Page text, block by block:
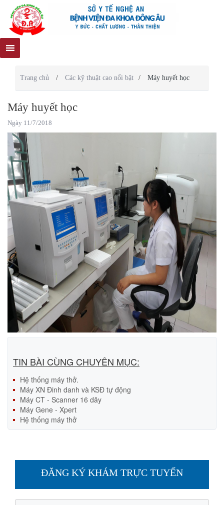
Trang chủ / Các kỹ thuật cao nổi bật / Máy huyết học
Máy huyết học
Ngày 11/7/2018
TIN BÀI CÙNG CHUYÊN MỤC:
Hệ thống máy thở.
Máy XN Đinh danh và KSĐ tự động
Máy CT - Scanner 16 dãy
Máy Gene - Xpert
Hệ thống máy thở
ĐĂNG KÝ KHÁM TRỰC TUYẾN